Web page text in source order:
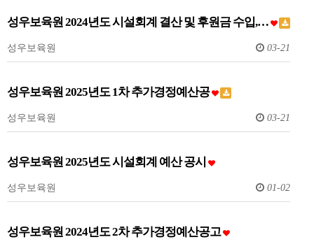
성우보육원 2024년도 시설회계 결산 및 후원금 수입,…
성우보육원 03-21
성우보육원 2025년도 1차 추가경정예산공
성우보육원 03-21
성우보육원 2025년도 시설회계 예산 공시
성우보육원 01-02
성우보육원 2024년도 2차 추가경정예산공고